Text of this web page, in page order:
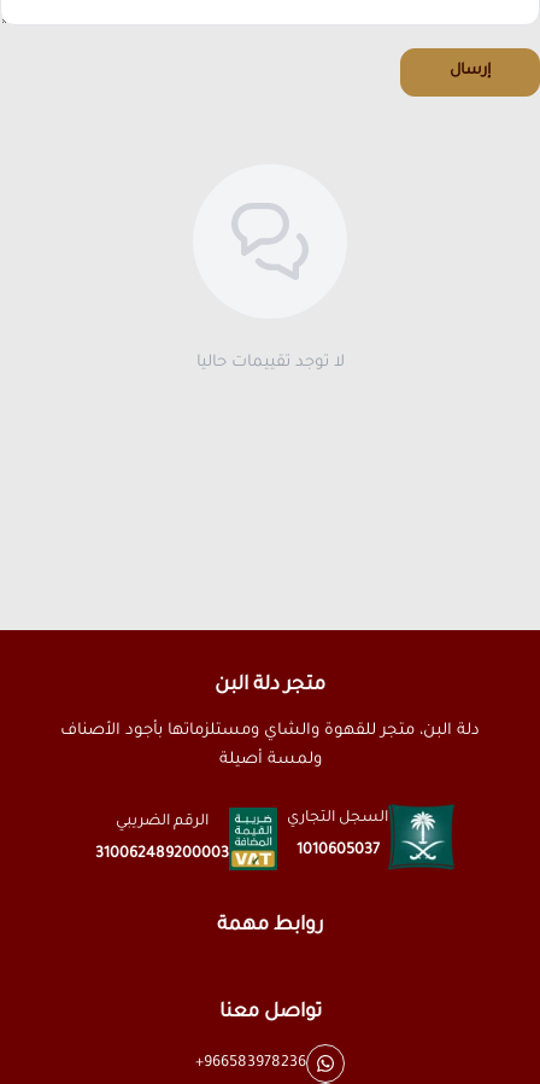
إرسال
لا توجد تقييمات حاليا
متجر دلة البن
دلة البن، متجر للقهوة والشاي ومستلزماتها بأجود الأصناف
ولمسة أصيلة
السجل التجاري
1010605037
الرقم الضريبي
310062489200003
روابط مهمة
تواصل معنا
+966583978236